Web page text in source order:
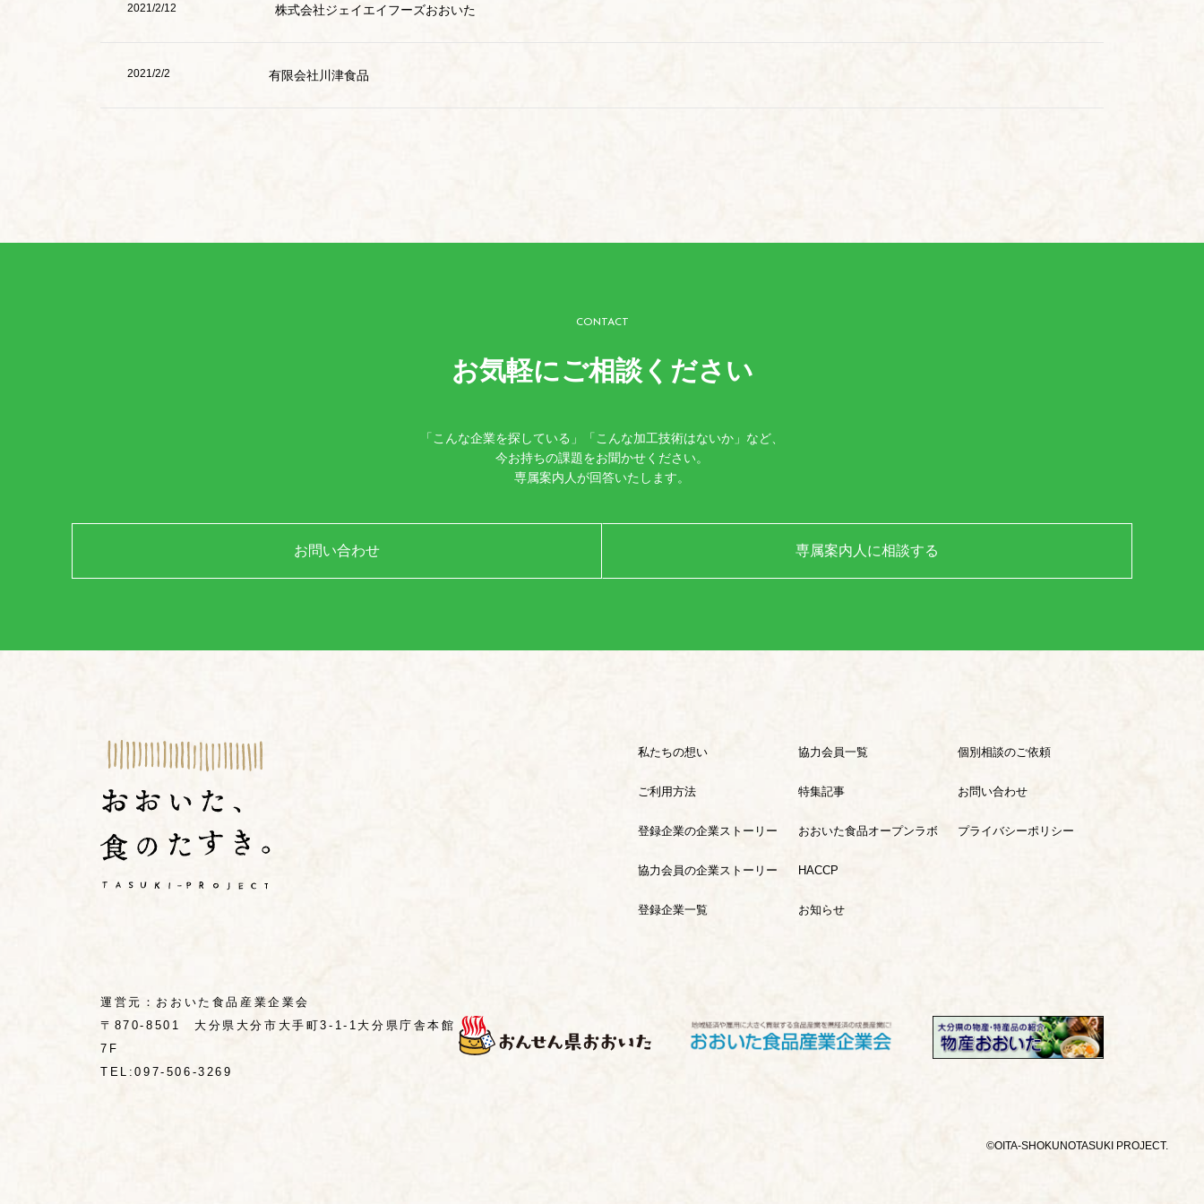
2021/2/12 株式会社ジェイエイフーズおおいた
2021/2/2 有限会社川津食品
CONTACT
お気軽にご相談ください
「こんな企業を探している」「こんな加工技術はないか」など、
今お持ちの課題をお聞かせください。
専属案内人が回答いたします。
お問い合わせ 専属案内人に相談する
私たちの想い
ご利用方法
登録企業の企業ストーリー
協力会員の企業ストーリー
登録企業一覧
協力会員一覧
特集記事
おおいた食品オープンラボ
HACCP
お知らせ
個別相談のご依頼
お問い合わせ
プライバシーポリシー
運営元： おおいた食品産業企業会
〒870-8501 大分県大分市大手町3-1-1大分県庁舎本館
7F
TEL:097-506-3269
©︎OITA-SHOKUNOTASUKI PROJECT.